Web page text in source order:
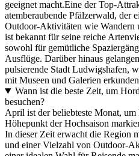
geeignet macht.Eine der Top-
atemberaubende Pfälzerwald, der
Outdoor-Aktivitäten wie Wandern
ist bekannt für seine reiche
sowohl für gemütliche
Ausflüge. Darüber hinaus
pulsierende Stadt Ludwigshafen,
mit Museen und Galerien
Wann ist die beste Zeit, um
besuchen?
April ist der beliebteste Monat, um
Höhepunkt der Hochsaison
In dieser Zeit erwacht die Region
und einer Vielzahl von Outdoor-